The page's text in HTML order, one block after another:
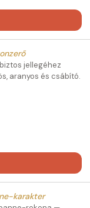
jellegéhez
aranyos és csábító.
karakter